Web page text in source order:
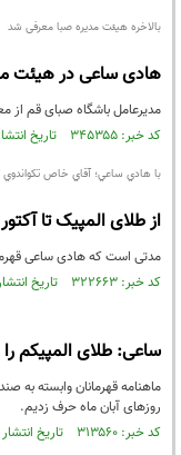
بالاخره هیئت مدیره صبا معرفی شد
هادی ساعی در هیئت
مدیرعامل باشگاه صبای قم از
کد خبر: ۳۴۵۳۵۵ تاریخ انتشار : ۱۳۹۵/۰۱/۲۷
با هادي ساعي‌؛ آقاي خاص تكواندوي
از طلای المپیک تا
مدتی است که هادی ساعی
کد خبر: ۳۲۲۶۶۳ تاریخ انتشار : ۱۳۹۴/۱۰/۲۶
ساعی: طلای المپیکم
ماهنامه قهرمانان وابسته به
روزهای آبان ماه حرف زدیم.
کد خبر: ۳۱۳۵۶۰ تاریخ انتشار : ۱۳۹۴/۰۹/۱۵